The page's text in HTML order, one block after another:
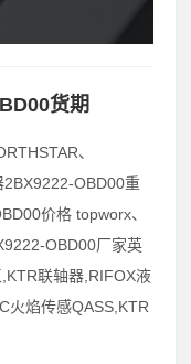
货期
、
OBD00重
价格 topworx、
OBD00厂家英
联轴器,RIFOX液
火焰传感QASS,KTR